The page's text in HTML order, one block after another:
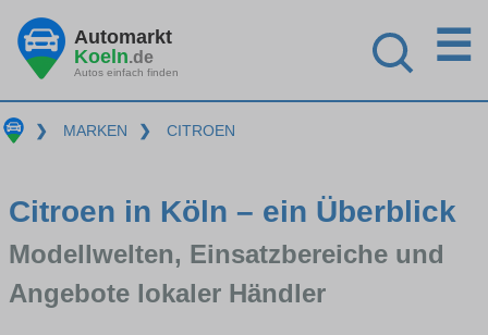
Automarkt
Koeln.de
Autos einfach finden
☰
❯ MARKEN ❯ CITROEN
Citroen in Köln – ein Überblick
Modellwelten, Einsatzbereiche und
Angebote lokaler Händler